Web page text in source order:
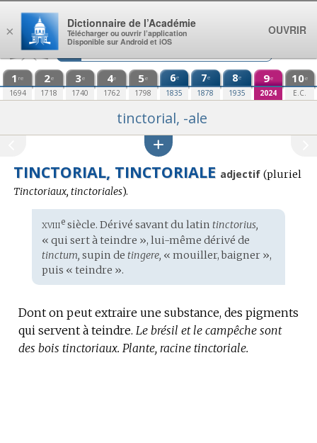
Aller au contenu
1 re
1694
2e
1718
3e
1740
4e
1762
5e
1798
6e
1835
7e
1878
8e
1935
9e
2024
10e
E.C.
tinctorial, -ale
TINCTORIAL, TINCTORIALE adjectif (pluriel
Tinctoriaux, tinctoriales).
Étymologie
:
xviiiesiècle. Dérivé savant du latin tinctorius,
« qui sert à teindre », lui-même dérivé de
tinctum, supin de tingere, « mouiller, baigner »,
puis « teindre ».
Dont on peut extraire une substance, des pigments
qui servent à teindre. Le brésil et le campêche sont
des bois tinctoriaux. Plante, racine tinctoriale.
×
Dictionnaire de l’Académie
Télécharger ou ouvrir l’application
Disponible sur Android et iOS
OUVRIR